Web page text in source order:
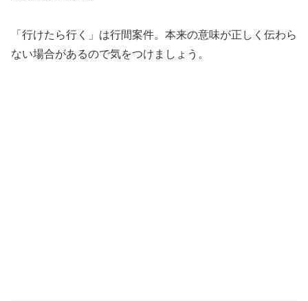
「行けたら行く」は行間案件。本来の意味が正しく伝わら
ない場合があるので気をつけましょう。